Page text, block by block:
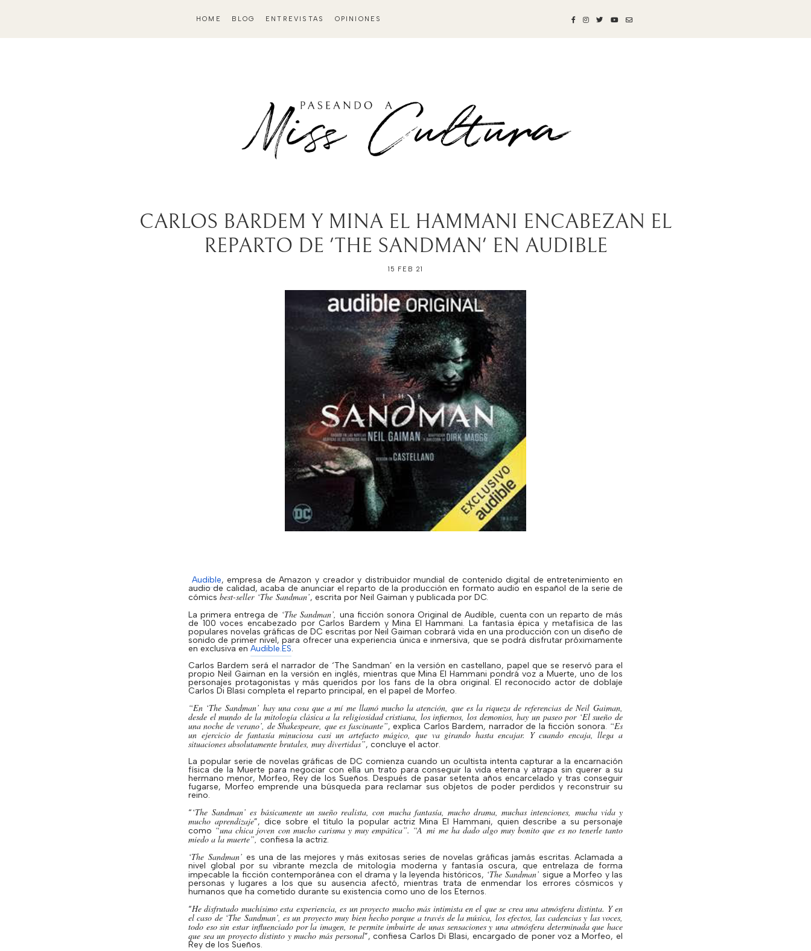
HOME BLOG ENTREVISTAS OPINIONES
CARLOS BARDEM Y MINA EL HAMMANI ENCABEZAN EL
REPARTO DE 'THE SANDMAN' EN AUDIBLE
15 FEB 21
Audible, empresa de Amazon y creador y distribuidor mundial de contenido digital de entretenimiento en
audio de calidad, acaba de anunciar el reparto de la producción en formato audio en español de la serie de
cómics best-seller‘The Sandman’, escrita por Neil Gaiman y publicada por DC.
La primera entrega de ‘The Sandman’,una ficción sonora Original de Audible, cuenta con un reparto de más
de 100 voces encabezado por Carlos Bardem y Mina ElHammani. La fantasía épica y metafísica de las
populares novelas gráficas de DC escritas por Neil Gaiman cobrará vida en una producción con un diseño de
sonido de primer nivel, para ofrecer una experiencia única einmersiva, que se podrá disfrutar próximamente
en exclusiva en Audible.ES.
Carlos Bardem será el narrador de ‘The Sandman’ en la versión en castellano, papel que se reservó para el
propio Neil Gaiman en la versión en inglés, mientras que Mina ElHammani pondrá voz a Muerte, uno de los
personajes protagonistas y más queridos por los fans de la obra original. El reconocido actor de doblaje
Carlos Di Blasi completa el reparto principal, en el papel de Morfeo.
“En ‘The Sandman’ hay una cosa que a mí me llamó mucho la atención, que es la riqueza de referencias de NeilGaiman,
desde el mundo de la mitología clásica a la religiosidad cristiana, los infiernos, los demonios, hay un paseo por ‘El sueño de
una noche de verano’, de Shakespeare, que es fascinante”, explica CarlosBardem, narrador de la ficción sonora. “Es
un ejercicio de fantasía minuciosa casi un artefacto mágico, que va girando hasta encajar. Y cuando encaja, llega a
situaciones absolutamente brutales, muy divertidas”, concluye el actor.
La popular serie de novelas gráficas de DC comienza cuando un ocultista intenta capturar a la encarnación
física de la Muerte para negociar con ella un trato para conseguir la vida eterna y atrapa sin querer a su
hermano menor, Morfeo, Rey de los Sueños. Después de pasar setenta años encarcelado y tras conseguir
fugarse, Morfeo emprende una búsqueda para reclamar sus objetos de poder perdidos y reconstruir su
reino.
“‘The Sandman’ es básicamente un sueño realista, con mucha fantasía, mucho drama, muchas intenciones, mucha vida y
mucho aprendizaje”, dice sobre el título la popular actriz Mina El Hammani, quien describe a su personaje
como “una chica joven con mucho carisma y muy empática”. “A mime ha dado algo muy bonito que es no tenerle tanto
miedo a la muerte”, confiesa la actriz.
‘The Sandman’es una de las mejores y más exitosas series de novelas gráficas jamás escritas. Aclamada a
nivel global por su vibrante mezcla de mitología moderna y fantasía oscura, que entrelaza de forma
impecable la ficción contemporánea con el drama y la leyenda históricos, ‘The Sandman’ sigue a Morfeo y las
personas y lugares a los que su ausencia afectó, mientras trata de enmendar los errores cósmicos y
humanos que ha cometido durante su existencia como uno de los Eternos.
“He disfrutado muchísimo esta experiencia, es un proyecto mucho más intimista en el que se crea una atmósfera distinta. Y en
el caso de ‘The Sandman’, es un proyecto muy bien hecho porque a través de la música, los efectos, las cadencias y las voces,
todo eso sin estar influenciado por la imagen, te permite imbuirte de unas sensaciones y una atmósfera determinada que hace
que sea un proyecto distinto y mucho más personal”, confiesa Carlos Di Blasi, encargado de poner voz a Morfeo, el
Rey de los Sueños.